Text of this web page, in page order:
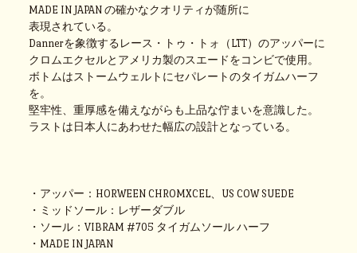
MADE IN JAPAN の確かなクオリティが随所に
表現されている。
Dannerを象徴するレース・トゥ・トォ（LTT）のアッパーに
クロムエクセルとアメリカ製のスエードをコンビで使用。
ボトムはストームウェルトにセパレートのタイガムハーフ
を。
堅牢性、重厚感を備えながらも上品な佇まいを意識した。
ラストは日本人にあわせた幅広の設計となっている。
・アッパー：HORWEEN CHROMXCEL、US COW SUEDE
・ミッドソール：レザーダブル
・ソール：VIBRAM #705 タイガムソール ハーフ
・MADE IN JAPAN